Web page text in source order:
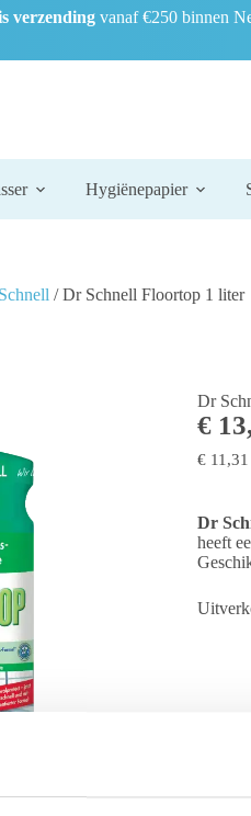
verzending vanaf €250 binnen
Hygiënepapier
/ Dr Schnell Floortop 1 liter
Dr
€
€ 11,31
Dr
heeft